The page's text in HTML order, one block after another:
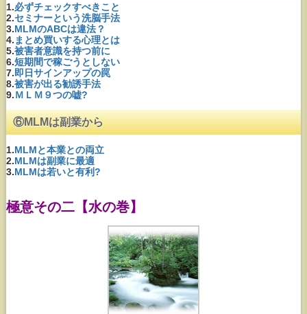
1.必ずチェックすべきこと
2.セミナーという洗脳手法
3.MLMのABCは違法？
4. まとめ買いする心理とは
5.被害者意識を持つ前に
6.短期間で稼ごうとしない
7.即日サインアップの罠
8.被害が出る勧誘手法
9.ＭＬＭ９つの嘘?
⑥MLMは副業から
1.MLMと本業との両立
2.MLMは副業に最適
3.MLMは若いと有利?
極意その二【水の巻】